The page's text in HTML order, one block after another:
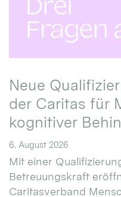
Neue
der Caritas für
kognitiver
6. August 2026
Mit einer
Betreuungskraft
Caritasverband